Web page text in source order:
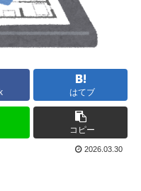
はてブ
コピー
2026.03.30